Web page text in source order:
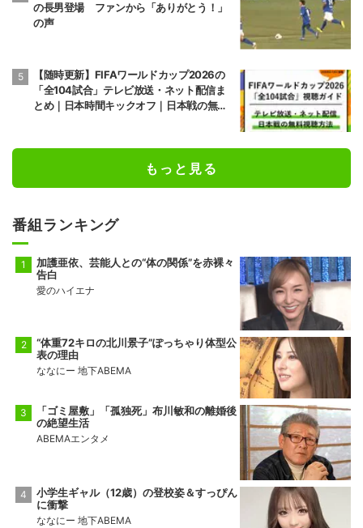
の長男登場 ファンから「ありがとう！」
の声
【随時更新】FIFAワールドカップ2026の
「全104試合」テレビ放送・ネット配信ま
とめ｜日本時間キックオフ｜日本戦の無料
もっと見る
番組ランキング
加護亜依、芸能人との“体の関係”を赤裸々
告白
愛のハイエナ
“体重72キロの北川景子”ぽっちゃり体型公
表の理由
ななにー 地下ABEMA
「ゴミ屋敷」「孤独死」布川敏和の離婚後
の絶望生活
ABEMAエンタメ
小学生ギャル（12歳）の登校姿＆すっぴん
に衝撃
ななにー 地下ABEMA